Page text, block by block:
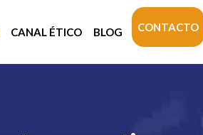
CANAL ÉTICO BLOG CONTACTO